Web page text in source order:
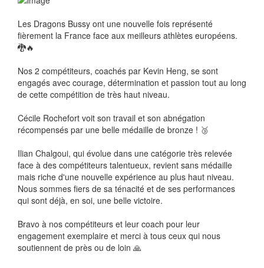
Les Dragons Bussy ont une nouvelle fois représenté
fièrement la France face aux meilleurs athlètes européens.
🐉🔥
Nos 2 compétiteurs, coachés par Kevin Heng, se sont
engagés avec courage, détermination et passion tout au long
de cette compétition de très haut niveau.
Cécile Rochefort voit son travail et son abnégation
récompensés par une belle médaille de bronze ! 🥉
Ilian Chalgoui, qui évolue dans une catégorie très relevée
face à des compétiteurs talentueux, revient sans médaille
mais riche d'une nouvelle expérience au plus haut niveau.
Nous sommes fiers de sa ténacité et de ses performances
qui sont déjà, en soi, une belle victoire.
Bravo à nos compétiteurs et leur coach pour leur
engagement exemplaire et merci à tous ceux qui nous
soutiennent de près ou de loin 🙏